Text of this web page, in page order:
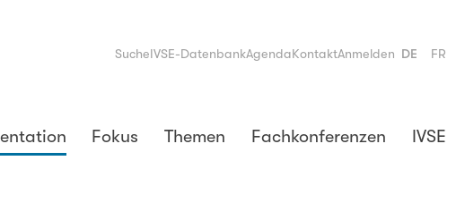
SucheIVSE-DatenbankAgendaKontaktAnmelden DE FR
Fokus Themen Fachkonferenzen IVSE